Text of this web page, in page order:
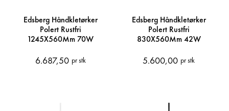
Edsberg Håndkletørker
Polert Rustfri
1245X560Mm 70W
6.687,50 pr stk
Edsberg Håndkletørker
Polert Rustfri
830X560Mm 42W
5.600,00 pr stk